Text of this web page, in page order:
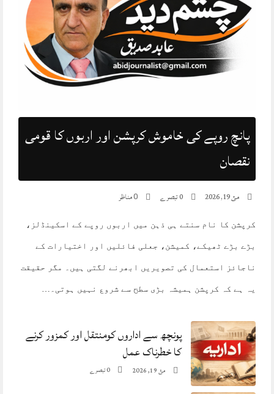
پانچ روپے کی خاموش کرپشن اور اربوں کا قومی
نقصان
مئ 19, 2026 0 تبصرے 0مناظر
کرپشن کا نام سنتے ہی ذہن میں اربوں روپے کے اسکینڈلز،
بڑے بڑے ٹھیکے، کمیشن، جعلی فائلیں اور اختیارات کے
ناجائز استعمال کی تصویریں ابھرنے لگتی ہیں۔ مگر حقیقت
یہ ہے کہ کرپشن ہمیشہ بڑی سطح سے شروع نہیں ہوتی۔…
پونچھ سے اداروں کومنتقل اور کمزور کرنے
کا خطرناک عمل
مئ 19, 2026 0 تبصرے